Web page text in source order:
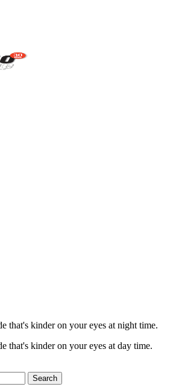
that's kinder on your eyes at night time.
that's kinder on your eyes at day time.
Search